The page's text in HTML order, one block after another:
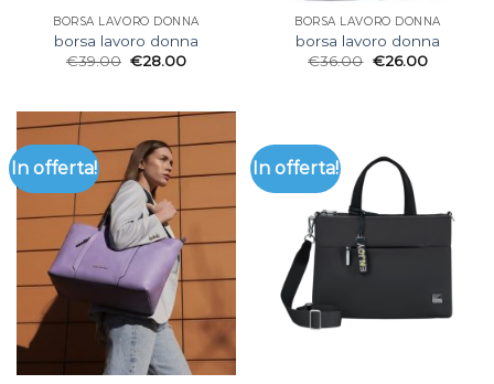
BORSA LAVORO DONNA
borsa lavoro donna
€39.00 €28.00
BORSA LAVORO DONNA
borsa lavoro donna
€36.00 €26.00
In offerta! In offerta!